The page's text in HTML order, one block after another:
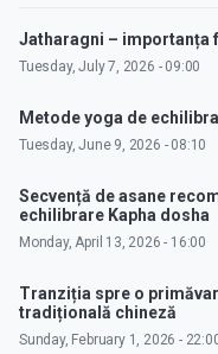
Jatharagni – importanța
Tuesday, July 7, 2026 - 09:00
Metode yoga de
Tuesday, June 9, 2026 - 08:10
Secvență de asane
echilibrare Kapha dosha
Monday, April 13, 2026 - 16:00
Tranziția spre o
tradițională chineză
Sunday, February 1, 2026 -